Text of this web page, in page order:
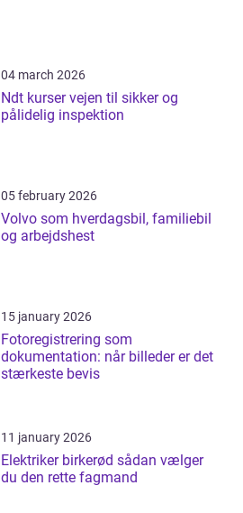
04 march 2026
Ndt kurser vejen til sikker og
pålidelig inspektion
05 february 2026
Volvo som hverdagsbil, familiebil
og arbejdshest
15 january 2026
Fotoregistrering som
dokumentation: når billeder er det
stærkeste bevis
11 january 2026
Elektriker birkerød sådan vælger
du den rette fagmand